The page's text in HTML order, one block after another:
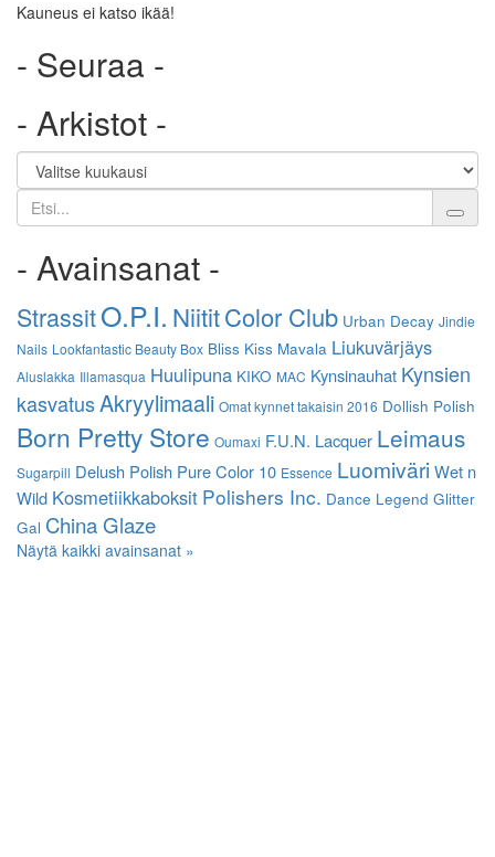
Kauneus ei katso ikää!
- Seuraa -
- Arkistot -
Etsi
- Avainsanat -
StrassitO.P.I. NiititColor Club Urban Decay Jindie
Nails Lookfantastic Beauty Box Bliss Kiss Mavala Liukuvärjäys
Aluslakka Illamasqua Huulipuna KIKO MAC Kynsinauhat Kynsien
kasvatusAkryylimaali Omat kynnet takaisin 2016 Dollish Polish
Born Pretty Store Oumaxi F.U.N. Lacquer Leimaus
Sugarpill Delush Polish Pure Color 10 Essence LuomiväriWet n
Wild Kosmetiikkaboksit Polishers Inc. Dance Legend Glitter
Gal China Glaze
Näytä kaikki avainsanat »